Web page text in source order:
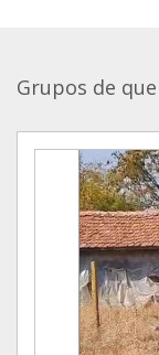
Grupos de